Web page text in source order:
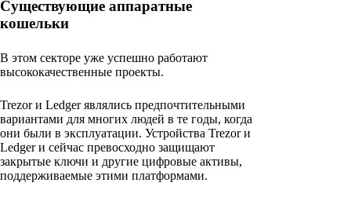
Существующие аппаратные
кошельки
В этом секторе уже успешно работают
высококачественные проекты.
Trezor и Ledger являлись предпочтительными
вариантами для многих людей в те годы, когда
они были в эксплуатации. Устройства Trezor и
Ledger и сейчас превосходно защищают
закрытые ключи и другие цифровые активы,
поддерживаемые этими платформами.